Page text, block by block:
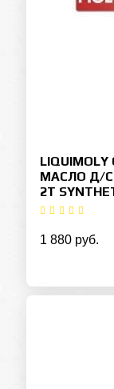
МАСЛО Д/
2T
1 880 руб.